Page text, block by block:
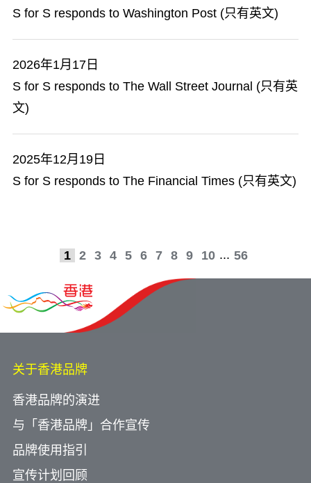
S for S responds to Washington Post (只有英文)
2026年1月17日
S for S responds to The Wall Street Journal (只有英
文)
2025年12月19日
S for S responds to The Financial Times (只有英文)
1 2 3 4 5 6 7 8 9 10 ... 56
关于香港品牌
香港品牌的演进
与「香港品牌」合作宣传
品牌使用指引
宣传计划回顾